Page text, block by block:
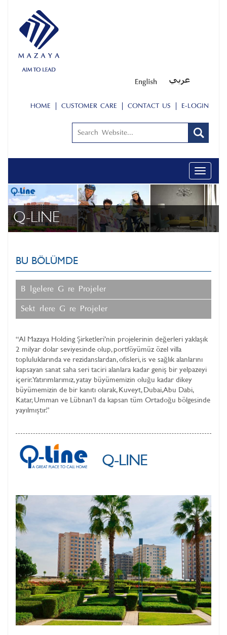
HOME CUSTOMER CARE CONTACT US E-LOGIN
Toggle
ŞİRKET PROFİLİ
PEOPLE
SUSTAINABLE BUSINESS
SERVISLERI
YATIRIMCI İLIŞKILERI
Q-LINE
BU BÖLÜMDE
Bölgelere Göre Projeler
Sektörlere Göre Projeler
“Al Mazaya Holding Şirketleri’nin projelerinin değerleri yaklaşık
2 milyar dolar seviyesinde olup, portföyümüz özel villa
topluluklarında ve rezidanslardan, ofisleri, is ve sağlık alanlarını
kapsayan sanat saha seri taciri alanlara kadar geniş bir yelpazeyi
içerir. Yatırımlarımız, yatay büyümemizin oluğu kadar dikey
büyümemizin de bir kanıtı olarak, Kuveyt, Dubai, Abu Dabi,
Katar, Umman ve Lübnan’I da kapsan tüm Ortadoğu bölgesinde
yayılmıştır.”
Q-LINE